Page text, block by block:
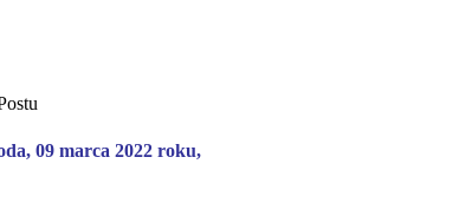
09 marca 2022 roku,